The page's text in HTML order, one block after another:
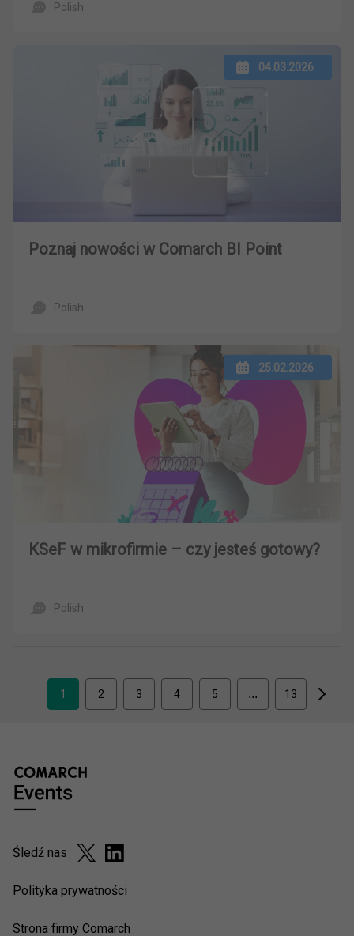
Polish
04.03.2026
Poznaj nowości w Comarch BI Point
Polish
25.02.2026
KSeF w mikrofirmie – czy jesteś gotowy?
Polish
1 2 3 4 5 13
Śledź nas
Polityka prywatności
Strona firmy Comarch